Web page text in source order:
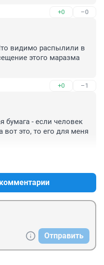
+0 –0
видимо распылили в
этого маразма
+0 –1
бумага - если человек
вот это, то его для меня
Отправить